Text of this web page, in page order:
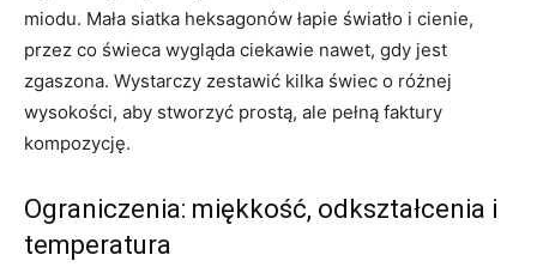
miodu. Mała siatka heksagonów łapie światło i cienie,
przez co świeca wygląda ciekawie nawet, gdy jest
zgaszona. Wystarczy zestawić kilka świec o różnej
wysokości, aby stworzyć prostą, ale pełną faktury
kompozycję.
Ograniczenia: miękkość, odkształcenia i
temperatura